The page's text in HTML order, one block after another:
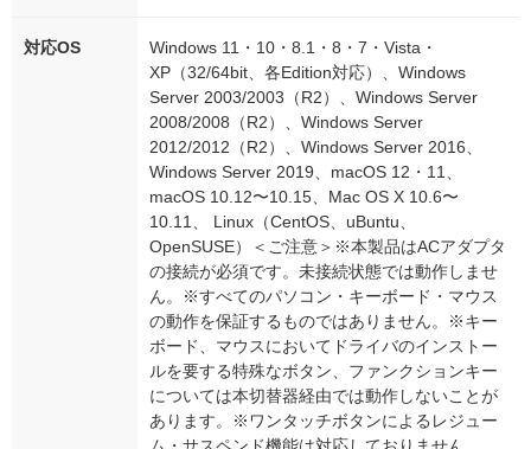
対応OS
Windows 11・10・8.1・8・7・Vista・
XP（32/64bit、各Edition対応）、Windows
Server 2003/2003（R2）、Windows Server
2008/2008（R2）、Windows Server
2012/2012（R2）、Windows Server 2016、
Windows Server 2019、macOS 12・11、
macOS 10.12〜10.15、Mac OS X 10.6〜
10.11、 Linux（CentOS、uBuntu、
OpenSUSE）＜ご注意＞※本製品はACアダプタ
の接続が必須です。未接続状態では動作しませ
ん。※すべてのパソコン・キーボード・マウス
の動作を保証するものではありません。※キー
ボード、マウスにおいてドライバのインストー
ルを要する特殊なボタン、ファンクションキー
については本切替器経由では動作しないことが
あります。※ワンタッチボタンによるレジュー